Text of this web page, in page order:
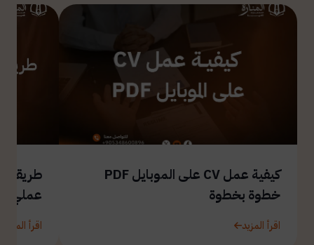
كيفية عمل CV على الموبايل PDF
خطوة بخطوة
اقرأ المزيد
طريقة
عملي
اقرأ المزيد